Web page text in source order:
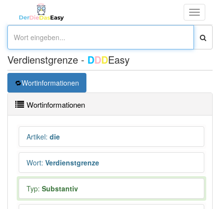
Toggle
Verdienstgrenze - DDDEasy
Wortinformationen
Wortinformationen
Artikel: die
Wort: Verdienstgrenze
Typ: Substantiv